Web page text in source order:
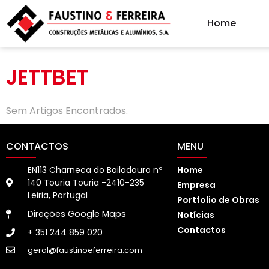
Home
JETTBET
Sem Artigos Encontrados.
CONTACTOS
EN113 Charneca do Bailadouro nº
140 Touria Touria -2410-235
Leiria, Portugal
Direções Google Maps
+ 351 244 859 020
geral@faustinoeferreira.com
MENU
Home
Empresa
Portfolio de Obras
Notícias
Contactos